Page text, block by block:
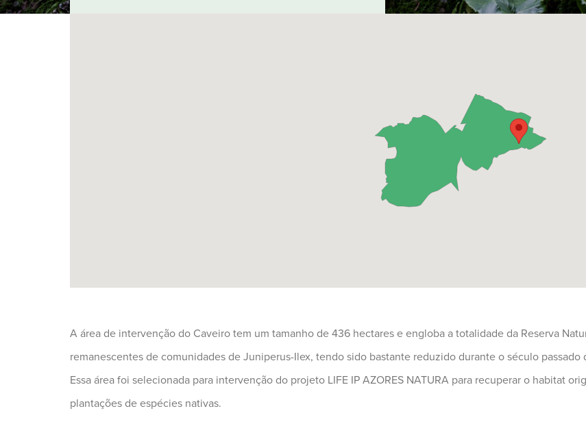
A área de intervenção do Caveiro tem um tamanho de 436 hectares e engloba a totalidade da Reserva
remanescentes de comunidades de Juniperus-Ilex, tendo sido bastante reduzido durante o século
Essa área foi selecionada para intervenção do projeto LIFE IP AZORES NATURA para recuperar o habitat
plantações de espécies nativas.